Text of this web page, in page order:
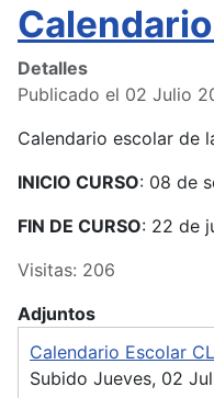
Detalles
Publicado el 02 Julio
Calendario escolar de
INICIO CURSO: 08 de
FIN DE CURSO: 22 de
Visitas: 206
Adjuntos
Calendario Escolar
Subido Jueves, 02